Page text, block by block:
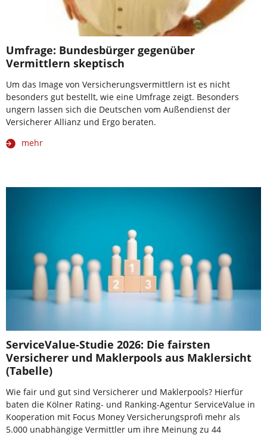
Umfrage: Bundesbürger gegenüber
Vermittlern skeptisch
Um das Image von Versicherungsvermittlern ist es nicht
besonders gut bestellt, wie eine Umfrage zeigt. Besonders
ungern lassen sich die Deutschen vom Außendienst der
Versicherer Allianz und Ergo beraten.
mehr
ServiceValue-Studie 2026: Die fairsten
Versicherer und Maklerpools aus Maklersicht
(Tabelle)
Wie fair und gut sind Versicherer und Maklerpools? Hierfür
baten die Kölner Rating- und Ranking-Agentur ServiceValue in
Kooperation mit Focus Money Versicherungsprofi mehr als
5.000 unabhängige Vermittler um ihre Meinung zu 44